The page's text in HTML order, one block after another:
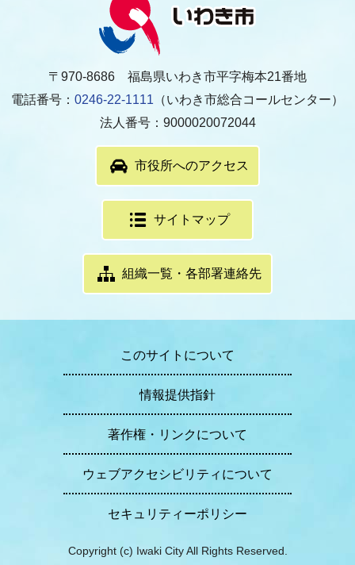
〒970-8686 福島県いわき市平字梅本21番地
電話番号： 0246-22-1111 （いわき市総合コールセンター）
法人番号：9000020072044
市役所へのアクセス
サイトマップ
組織一覧・各部署連絡先
このサイトについて
情報提供指針
著作権・リンクについて
ウェブアクセシビリティについて
セキュリティーポリシー
Copyright (c) Iwaki City All Rights Reserved.